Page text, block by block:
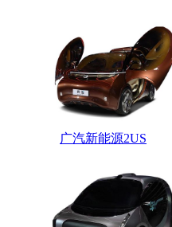
广汽新能源2US